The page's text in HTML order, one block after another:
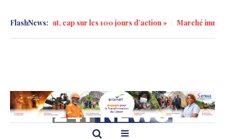
FlashNews:
les 100 jours d’action » Marché immobilier à Libreville :